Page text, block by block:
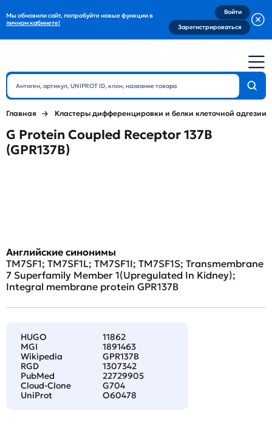
Мы обновили сайт, попробуйте новые функции в
личном кабинете!
Войти
Зарегистрироваться
Главная Кластеры дифференцировки и белки клеточной адгезии
G Protein Coupled Receptor 137B
(GPR137B)
Английские синонимы
TM7SF1; TM7SF1L; TM7SF1I; TM7SF1S; Transmembrane
7 Superfamily Member 1(Upregulated In Kidney);
Integral membrane protein GPR137B
HUGO
11862
MGI
1891463
Wikipedia
GPR137B
RGD
1307342
PubMed
22729905
Cloud-Clone
G704
UniProt
O60478